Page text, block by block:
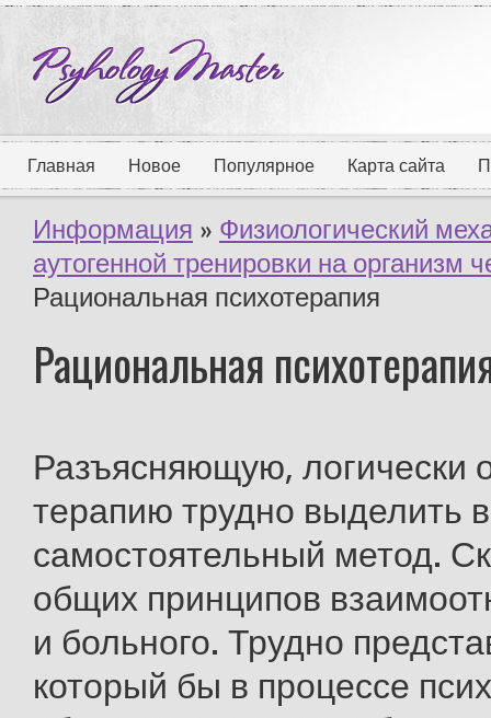
Главная Новое Популярное Карта сайта
Информация » Физиологический
аутогенной тренировки на организм
Рациональная психотерапия
Рациональная
Разъясняющую, логически
терапию трудно выделить в
самостоятельный метод.
общих принципов
и больного. Трудно
который бы в процессе